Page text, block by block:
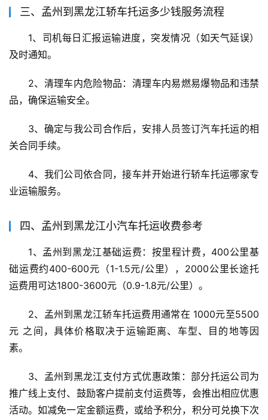
三、孟州到黑龙江轿车托运多少钱服务流程
1、司机每日汇报运输进度，突发情况（如天气延误）
及时通知。
2、清理车内危险物品：清理车内易燃易爆物品和违禁
品，确保运输安全。
3、确定与我公司合作后，安排人员签订汽车托运的相
关合同手续。
4、我们公司依合同，接车并开始进行轿车托运哪家专
业运输服务。
四、孟州到黑龙江小汽车托运收费参考
1、孟州到黑龙江基础运费：按里程计费，400公里基
础运费约400-600元（1-1.5元/公里），2000公里长途托
运费用可达1800-3600元（0.9-1.8元/公里）。
2、孟州到黑龙江轿车托运费用通常在 1000元至5500
元 之间，具体价格取决于运输距离、车型、目的地等因
素。
3、孟州到黑龙江支付方式优惠政策：部分托运公司为
推广线上支付、鼓励客户提前支付运费等，会推出相应优惠
活动。如减免一定金额运费，或给予积分，积分可兑换下次